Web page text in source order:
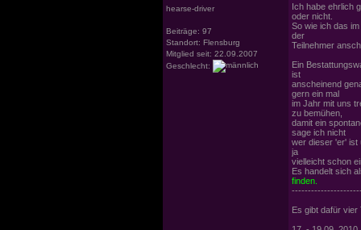
hearse-driver
Beiträge: 97
Standort: Flensburg
Mitglied seit: 22.09.2007
Geschlecht:
Ich habe ehrlich
oder nicht.
So wie ich das
der
Teilnehmer
Ein
ist
anscheinend
gern ein mal
im Jahr mit uns
zu bemühen,
damit ein
sage ich nicht
wer dieser 'er' ist
ja
vielleicht schon
Es handelt sich
finden.
Es gibt dafür vier